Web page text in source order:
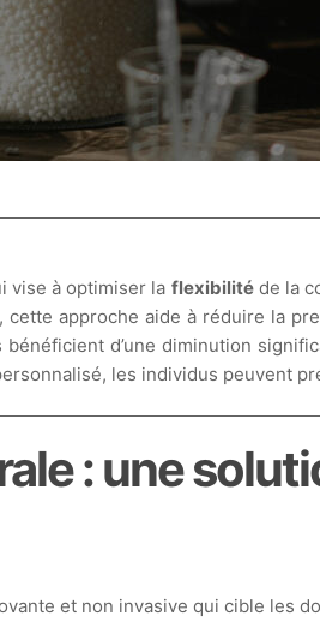
vise à optimiser la flexibilitéde la
, cette approche aide à réduire la
d’une diminution
les individus peuvent
: une
et non invasive qui cible les